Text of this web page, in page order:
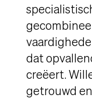
dat
creëert.
getrouwd